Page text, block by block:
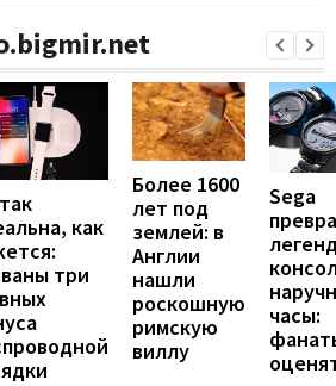
как
три
Более 1600
лет под
землей: в
Англии
нашли
роскошную
римскую
виллу
Sega
часы: